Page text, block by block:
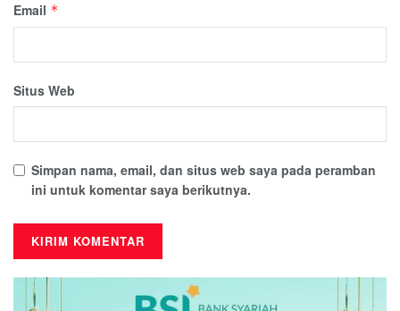
Email *
Situs Web
Simpan nama, email, dan situs web saya pada peramban
ini untuk komentar saya berikutnya.